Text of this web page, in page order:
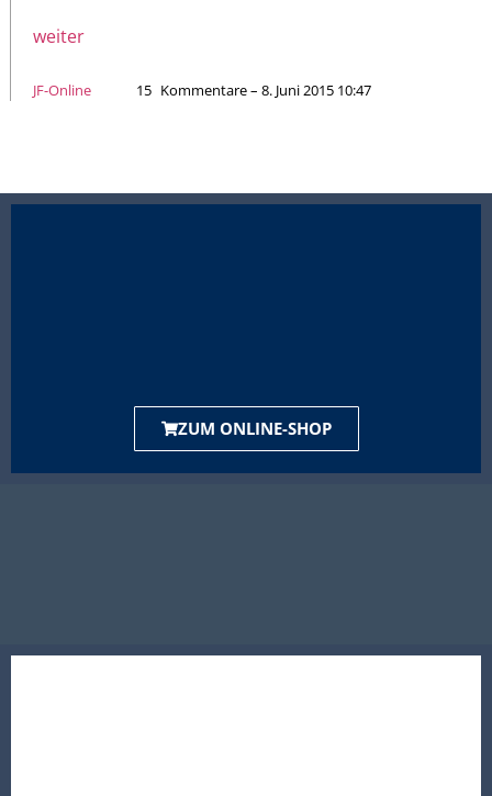
weiter
JF-Online 15 Kommentare – 8. Juni 2015 10:47
ZUM ONLINE-SHOP